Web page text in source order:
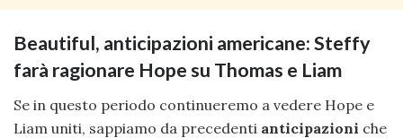
Beautiful, anticipazioni americane: Steffy
farà ragionare Hope su Thomas e Liam
Se in questo periodo continueremo a vedere Hope e
Liam uniti, sappiamo da precedenti anticipazioni che